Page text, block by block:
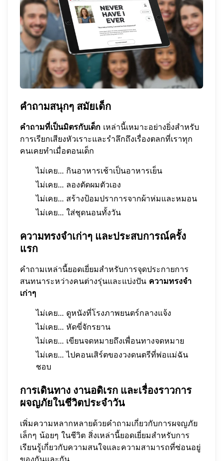
คำถามสนุกๆ สมัยเด็ก
คำถามที่เป็นมิตรกับเด็ก เหล่านี้เหมาะอย่างยิ่งสำหรับ
การเรียกเสียงหัวเราะและรำลึกถึงเรื่องตลกที่เราทุก
คนเคยทำเมื่อตอนเด็ก
ไม่เคย... กินอาหารเช้าเป็นอาหารเย็น
ไม่เคย... ลองตัดผมตัวเอง
ไม่เคย... สร้างป้อมปราการจากผ้าห่มและหมอน
ไม่เคย... ใส่ชุดนอนทั้งวัน
ความทรงจำเก่าๆ และประสบการณ์ครั้ง
แรก
คำถามเหล่านี้ยอดเยี่ยมสำหรับการจุดประกายการ
สนทนาระหว่างคนต่างรุ่นและแบ่งปัน ความทรงจำ
เก่าๆ
ไม่เคย... ดูหนังที่โรงภาพยนตร์กลางแจ้ง
ไม่เคย... หัดขี่จักรยาน
ไม่เคย... เขียนจดหมายถึงเพื่อนทางจดหมาย
ไม่เคย... ไปคอนเสิร์ตของวงดนตรีที่พ่อแม่ฉัน
ชอบ
การเดินทาง งานอดิเรก และเรื่องราวการ
ผจญภัยในชีวิตประจำวัน
เพิ่มความหลากหลายด้วยคำถามเกี่ยวกับการผจญภัย
เล็กๆ น้อยๆ ในชีวิต สิ่งเหล่านี้ยอดเยี่ยมสำหรับการ
เรียนรู้เกี่ยวกับความสนใจและความสามารถที่ซ่อนอยู่
ของกันและกัน